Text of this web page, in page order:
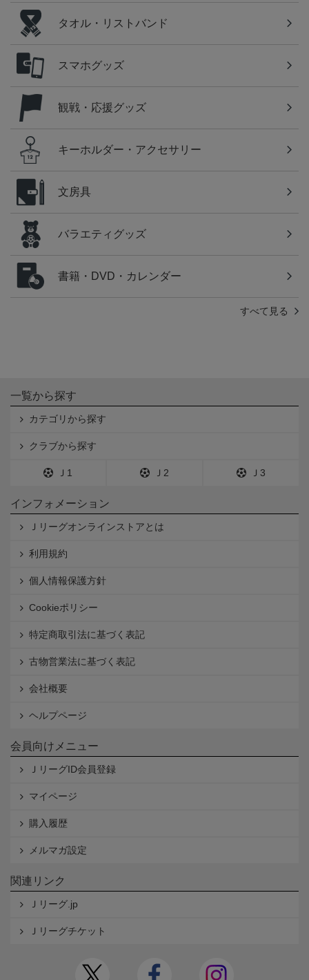
タオル・リストバンド
スマホグッズ
観戦・応援グッズ
キーホルダー・アクセサリー
文房具
バラエティグッズ
書籍・DVD・カレンダー
すべて見る
一覧から探す
カテゴリから探す
クラブから探す
Ｊ1 Ｊ2 Ｊ3
インフォメーション
Ｊリーグオンラインストアとは
利用規約
個人情報保護方針
Cookieポリシー
特定商取引法に基づく表記
古物営業法に基づく表記
会社概要
ヘルプページ
会員向けメニュー
ＪリーグID会員登録
マイページ
購入履歴
メルマガ設定
関連リンク
Ｊリーグ.jp
Ｊリーグチケット